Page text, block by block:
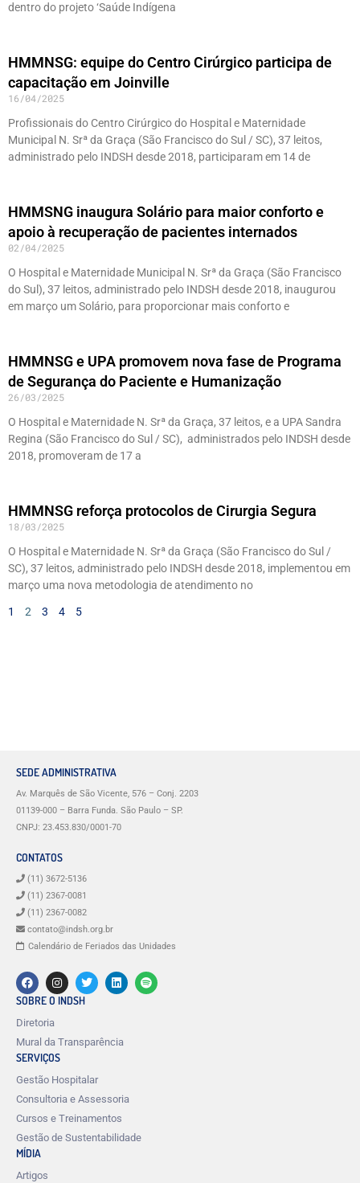
dentro do projeto ‘Saúde Indígena
HMMNSG: equipe do Centro Cirúrgico participa de
capacitação em Joinville
16/04/2025
Profissionais do Centro Cirúrgico do Hospital e Maternidade
Municipal N. Srª da Graça (São Francisco do Sul / SC), 37 leitos,
administrado pelo INDSH desde 2018, participaram em 14 de
HMMSNG inaugura Solário para maior conforto e
apoio à recuperação de pacientes internados
02/04/2025
O Hospital e Maternidade Municipal N. Srª da Graça (São Francisco
do Sul), 37 leitos, administrado pelo INDSH desde 2018, inaugurou
em março um Solário, para proporcionar mais conforto e
HMMNSG e UPA promovem nova fase de Programa
de Segurança do Paciente e Humanização
26/03/2025
O Hospital e Maternidade N. Srª da Graça, 37 leitos, e a UPA Sandra
Regina (São Francisco do Sul / SC), administrados pelo INDSH desde
2018, promoveram de 17 a
HMMNSG reforça protocolos de Cirurgia Segura
18/03/2025
O Hospital e Maternidade N. Srª da Graça (São Francisco do Sul /
SC), 37 leitos, administrado pelo INDSH desde 2018, implementou em
março uma nova metodologia de atendimento no
1 2 3 4 5
SEDE ADMINISTRATIVA
Av. Marquês de São Vicente, 576 – Conj. 2203
01139-000 – Barra Funda. São Paulo – SP.
CNPJ: 23.453.830/0001-70
CONTATOS
(11) 3672-5136
(11) 2367-0081
(11) 2367-0082
contato@indsh.org.br
Calendário de Feriados das Unidades
SOBRE O INDSH
Diretoria
Mural da Transparência
SERVIÇOS
Gestão Hospitalar
Consultoria e Assessoria
Cursos e Treinamentos
Gestão de Sustentabilidade
MÍDIA
Artigos